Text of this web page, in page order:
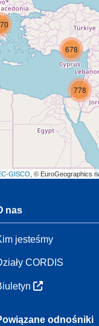
778
678
GISCO , © EuroGeographics
nas
jesteśmy
CORDIS
odnośniki